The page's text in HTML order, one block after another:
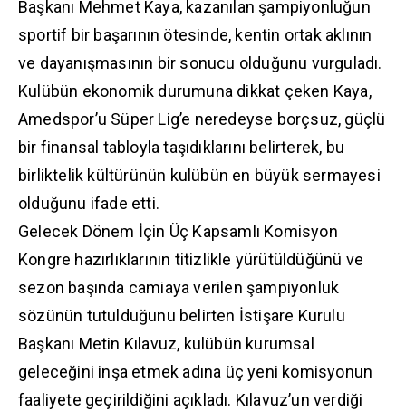
Başkanı Mehmet Kaya, kazanılan şampiyonluğun
sportif bir başarının ötesinde, kentin ortak aklının
ve dayanışmasının bir sonucu olduğunu vurguladı.
Kulübün ekonomik durumuna dikkat çeken Kaya,
Amedspor’u Süper Lig’e neredeyse borçsuz, güçlü
bir finansal tabloyla taşıdıklarını belirterek, bu
birliktelik kültürünün kulübün en büyük sermayesi
olduğunu ifade etti.
Gelecek Dönem İçin Üç Kapsamlı Komisyon
Kongre hazırlıklarının titizlikle yürütüldüğünü ve
sezon başında camiaya verilen şampiyonluk
sözünün tutulduğunu belirten İstişare Kurulu
Başkanı Metin Kılavuz, kulübün kurumsal
geleceğini inşa etmek adına üç yeni komisyonun
faaliyete geçirildiğini açıkladı. Kılavuz’un verdiği